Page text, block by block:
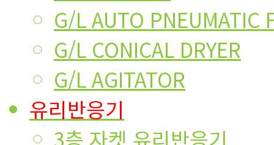
G/L AUTO PNEUMATIC
G/L CONICAL DRYER
G/L AGITATOR
유리반응기
3층 자켓 유리반응기